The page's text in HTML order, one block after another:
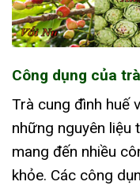
Công dụng của
Trà cung đình huế
những nguyên liệu
mang đến nhiều
khỏe. Các công